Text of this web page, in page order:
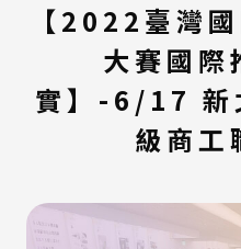
【2022臺灣
大賽國際
實】-6/17 新
級商工